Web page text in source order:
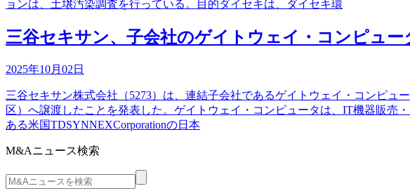
ョンは、土壌汚染調査を行っている。目的ダイセキは、ダイセキ環
三谷セキサン、子会社のゲイトウェイ・コンピュ
2025年10月02日
三谷セキサン株式会社（5273）は、連結子会社であるゲイトウェイ・コンピ
区）へ譲渡したことを発表した。ゲイトウェイ・コンピュータは、IT機器販
ある米国TDSYNNEXCorporationの日本
M&Aニュース検索